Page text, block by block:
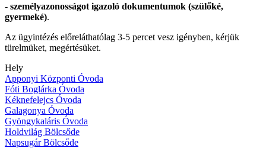
- személyazonosságot igazoló dokumentumok (szülőké,
gyermeké).
Az ügyintézés előreláthatólag 3-5 percet vesz igényben, kérjük
türelmüket, megértésüket.
Hely
Apponyi Központi Óvoda
Fóti Boglárka Óvoda
Kéknefelejcs Óvoda
Galagonya Óvoda
Gyöngykaláris Óvoda
Holdvilág Bölcsőde
Napsugár Bölcsőde